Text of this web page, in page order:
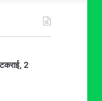
2